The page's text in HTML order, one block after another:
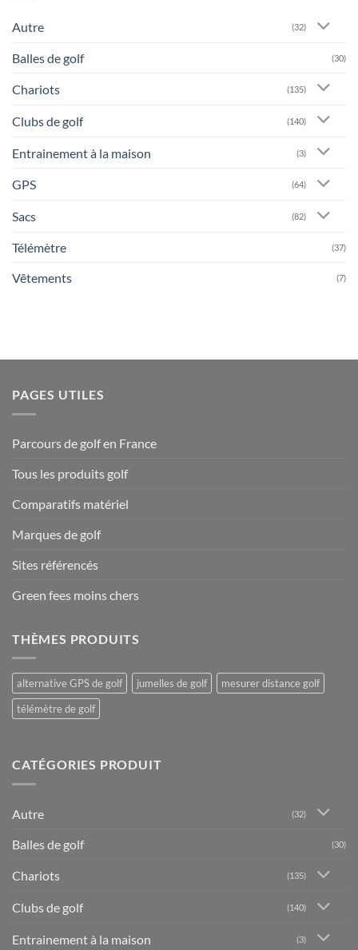
Autre (32)
Balles de golf (30)
Chariots (135)
Clubs de golf (140)
Entrainement à la maison (3)
GPS (64)
Sacs (82)
Télémètre (37)
Vêtements (7)
PAGES UTILES
Parcours de golf en France
Tous les produits golf
Comparatifs matériel
Marques de golf
Sites référencés
Green fees moins chers
THÈMES PRODUITS
alternative GPS de golf jumelles de golf
mesurer distance golf
télémètre de golf
CATÉGORIES PRODUIT
Autre (32)
Balles de golf (30)
Chariots (135)
Clubs de golf (140)
Entrainement à la maison (3)